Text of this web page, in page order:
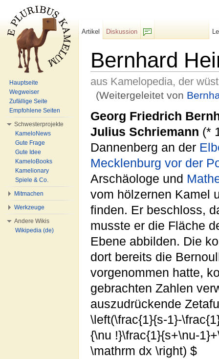
Bernhard
aus Kamelopedia, der
(Weitergeleitet von
Georg Friedrich
Julius Schriemann (*
Dannenberg an der
Mecklenburg vor der
Arschäologe und
vom hölzernen Kamel
finden. Er beschloss,
musste er die Fläche
Ebene abbilden. Die
dort bereits die
vorgenommen hatte,
gebrachten Zahlen
auszudrückende
\left(\frac{1}{s-1}-
{\nu !}\frac{1}{s+\nu-
\mathrm dx \right) $
Artikel
Diskussion
Hauptseite
Wegweiser
Zufällige Seite
Empfohlene Seiten
Schwesterprojekte
KameloNews
Gute Frage
Gute Idee
KameloBooks
Kamelionary
Spiele & Co.
Mitmachen
Werkzeuge
Andere Wikis
Wikipedia (de)